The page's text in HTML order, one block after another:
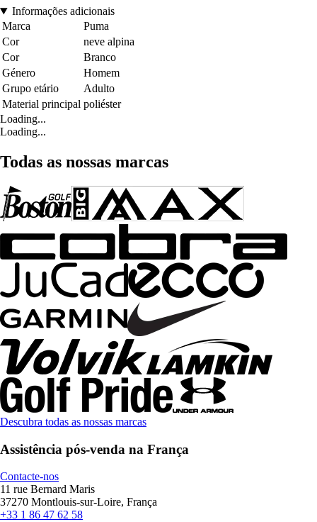
Informações adicionais
Marca
Puma
Cor
neve alpina
Cor
Branco
Género
Homem
Grupo etário
Adulto
Material principal poliéster
Loading...
Loading...
Todas as nossas marcas
Descubra todas as nossas marcas
Assistência pós-venda na França
Contacte-nos
11 rue Bernard Maris
37270 Montlouis-sur-Loire, França
+33 1 86 47 62 58